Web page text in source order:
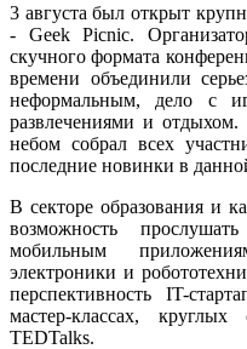
3 августа был открыт
- Geek Picnic.
скучного формата
времени объединили
неформальным, дело с
развлечениями и
небом собрал всех
последние новинки в
В секторе образования и
возможность
мобильным
электроники и
перспективность IT-
мастер-классах,
TEDTalks.